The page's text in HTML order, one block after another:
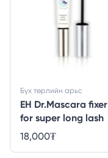
EH Dr.Mascara fixer
for super long lash
Бүх төрлийн арьс
18,000₮